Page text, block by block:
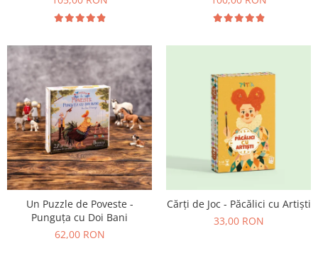
Un Puzzle de Poveste -
Punguța cu Doi Bani
62,00 RON
Cărți de Joc - Păcălici cu Artiști
33,00 RON